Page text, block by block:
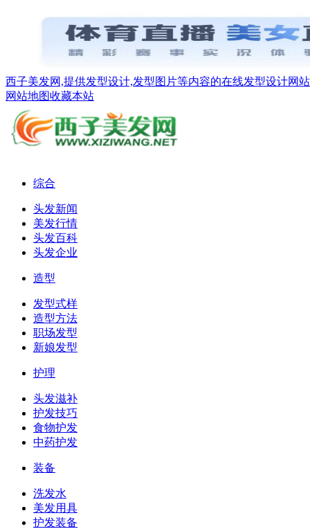
西子美发网,提供发型设计,发型图片等内容的在线发型设计网站
网站地图收藏本站
综合
头发新闻
美发行情
头发百科
头发企业
造型
发型式样
造型方法
职场发型
新娘发型
护理
头发滋补
护发技巧
食物护发
中药护发
装备
洗发水
美发用具
护发装备